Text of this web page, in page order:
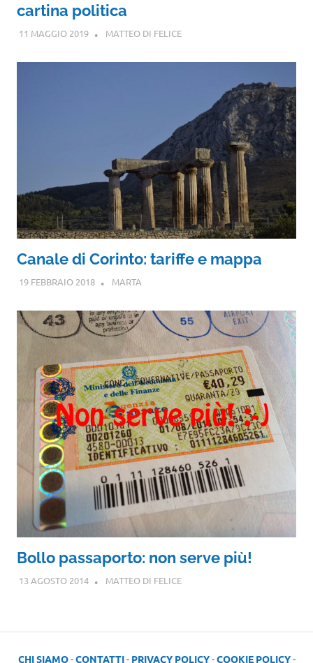
cartina politica
11 MAGGIO 2019 MATTEO DI FELICE
Canale di Corinto: tariffe e mappa
19 FEBBRAIO 2018 MARTA
Bollo passaporto: non serve più!
13 AGOSTO 2014 MATTEO DI FELICE
CHI SIAMO-CONTATTI- PRIVACY POLICY-COOKIE POLICY-